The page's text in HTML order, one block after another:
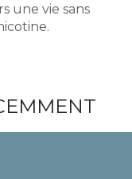
une vie sans